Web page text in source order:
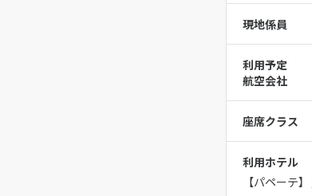
現地係員
利用予定
航空会社
座席クラス
利用ホテル
【パペーテ】